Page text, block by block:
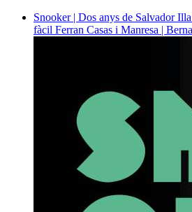
Snooker | Dos anys de Salvador
fàcil Ferran Casas i Manresa |